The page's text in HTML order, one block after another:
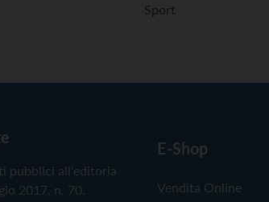
Sport
pubblici all'editoria
2017, n. 70.
E-Shop
Vendita Online